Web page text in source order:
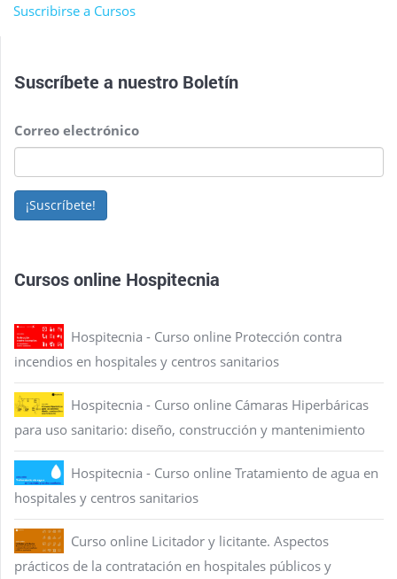
Suscribirse a Cursos
Suscríbete a nuestro Boletín
Correo electrónico
¡Suscríbete!
Cursos online Hospitecnia
Hospitecnia - Curso online Protección contra
incendios en hospitales y centros sanitarios
Hospitecnia - Curso online Cámaras Hiperbáricas
para uso sanitario: diseño, construcción y mantenimiento
Hospitecnia - Curso online Tratamiento de agua en
hospitales y centros sanitarios
Curso online Licitador y licitante. Aspectos
prácticos de la contratación en hospitales públicos y